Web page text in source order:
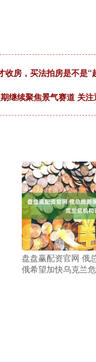
房，买法拍房是不是“
继续聚焦景气赛道 关
盘盘赢配资官网 俄
俄希望加快乌克兰